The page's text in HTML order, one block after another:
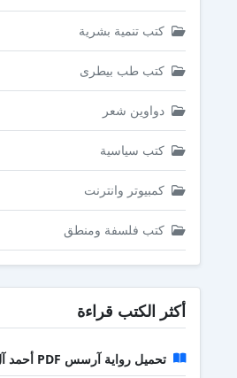
كتب تنمية بشرية
كتب طب بيطرى
دواوين شعر
كتب سياسية
كمبيوتر وانترنت
كتب فلسفة ومنطق
أكثر الكتب قراءة
تحميل رواية آرسس PDF أحمد آل حمدان